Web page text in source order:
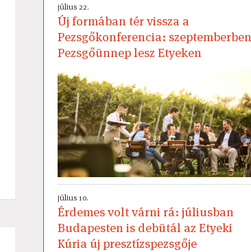
július 22.
Új formában tér vissza a
Pezsgőkonferencia: szeptemberben
Pezsgőünnep lesz Etyeken
július 10.
Érdemes volt várni rá: júliusban
Budapesten is debütál az Etyeki
Kúria új presztízspezsgője